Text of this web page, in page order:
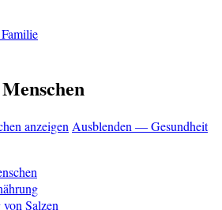
anzeigen Ausblenden — Gesundheit
Salzen